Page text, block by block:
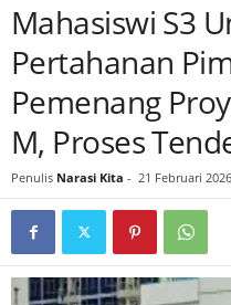
Mahasiswi S3
Pertahanan
Pemenang
M, Proses
Penulis Narasi Kita - 21 Februari 2026